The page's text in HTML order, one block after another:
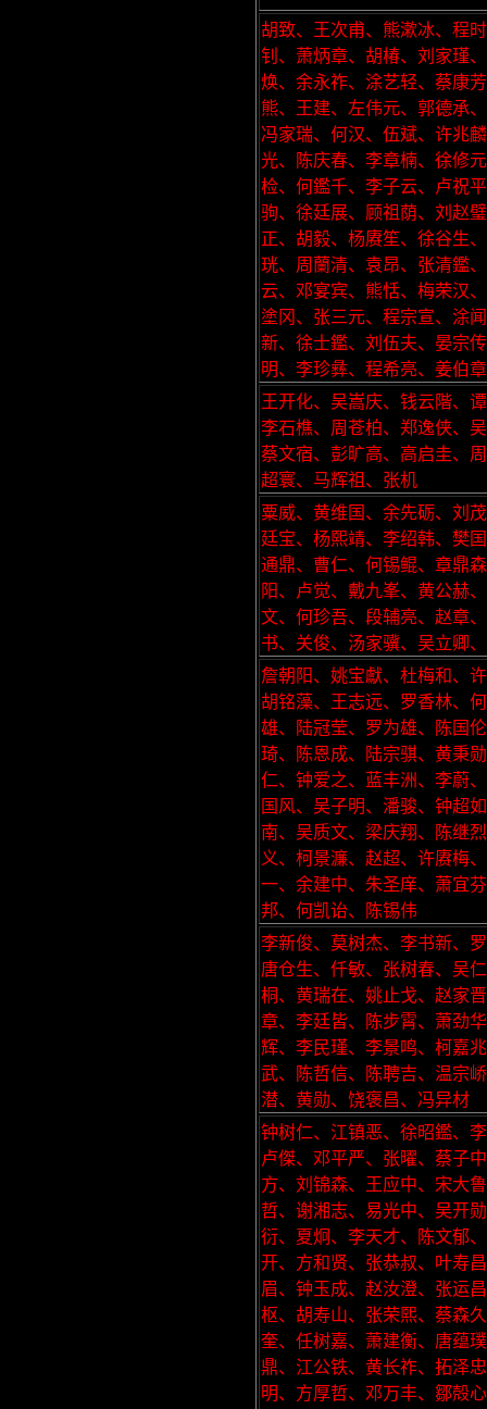
胡致、王次甫、熊漱冰、程
钊、萧炳章、胡椿、刘家瑾
焕、余永祚、涂艺轻、蔡康
熊、王建、左伟元、郭德承
冯家瑞、何汉、伍斌、许兆
光、陈庆春、李章楠、徐修
检、何鑑千、李子云、卢祝
驹、徐廷展、顾祖荫、刘赵
正、胡毅、杨赓笙、徐谷生
珖、周蘭清、袁昂、张清鑑
云、邓宴宾、熊恬、梅荣汉
塗冈、张三元、程宗宣、涂
新、徐士鑑、刘伍夫、晏宗
明、李珍彝、程希亮、姜伯章
王开化、吴嵩庆、钱云階、
李石樵、周苍柏、郑逸侠、
蔡文宿、彭旷高、高启圭、
超寰、马辉祖、张机
粟威、黄维国、余先砺、刘
廷宝、杨熙靖、李绍韩、樊
通鼎、曹仁、何锡鲲、章鼎
阳、卢觉、戴九峯、黄公赫
文、何珍吾、段辅亮、赵章
书、关俊、汤家骥、吴立卿
詹朝阳、姚宝獻、杜梅和、
胡铭藻、王志远、罗香林、
雄、陆冠莹、罗为雄、陈国
琦、陈恩成、陆宗骐、黄秉
仁、钟爱之、蓝丰洲、李蔚
国风、吴子明、潘骏、钟超
南、吴质文、梁庆翔、陈继
义、柯景濂、赵超、许赓梅
一、余建中、朱圣庠、萧宜
邦、何凯诒、陈锡伟
李新俊、莫树杰、李书新、
唐仓生、仟敏、张树春、吴
桐、黄瑞在、姚止戈、赵家
章、李廷皆、陈步霄、萧劲
辉、李民瑾、李景鸣、柯嘉
武、陈哲信、陈聘吉、温宗
潜、黄勋、饶褒昌、冯异材
钟树仁、江镇恶、徐昭鑑、
卢傑、邓平严、张曜、蔡子
方、刘锦森、王应中、宋大
哲、谢湘志、易光中、吴开
衍、夏炯、李天才、陈文郁
开、方和贤、张恭叔、叶寿
眉、钟玉成、赵汝澄、张运
枢、胡寿山、张荣熙、蔡森
奎、任树嘉、萧建衡、唐蕴
鼎、江公铁、黄长祚、拓泽
明、方厚哲、邓万丰、鄒殻